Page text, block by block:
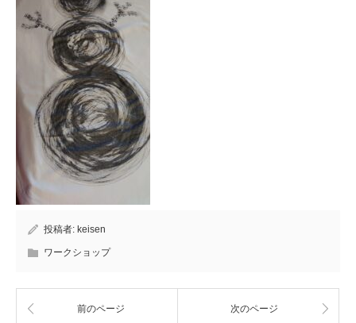
投稿者: keisen
ワークショップ
前のページ 次のページ